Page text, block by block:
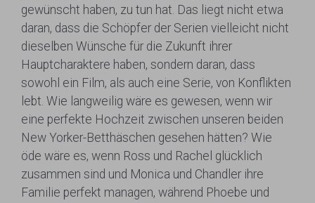
gewünscht haben, zu tun hat. Das liegt nicht etwa
daran, dass die Schöpfer der Serien vielleicht nicht
dieselben Wünsche für die Zukunft ihrer
Hauptcharaktere haben, sondern daran, dass
sowohl ein Film, als auch eine Serie, von Konflikten
lebt. Wie langweilig wäre es gewesen, wenn wir
eine perfekte Hochzeit zwischen unseren beiden
New Yorker-Betthäschen gesehen hätten? Wie
öde wäre es, wenn Ross und Rachel glücklich
zusammen sind und Monica und Chandler ihre
Familie perfekt managen, während Phoebe und